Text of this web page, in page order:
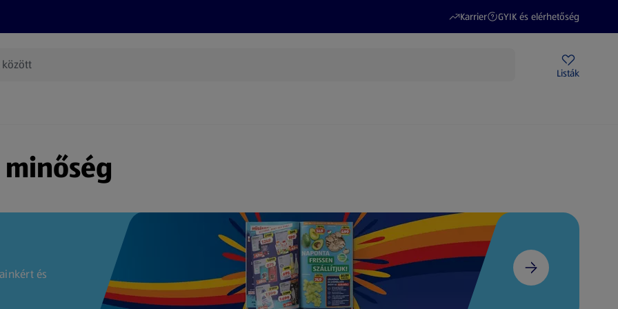
Karrier
(új oldalon nyílik meg)
GYIK és elérhetőség
(új oldalon nyílik meg)
Listák
és